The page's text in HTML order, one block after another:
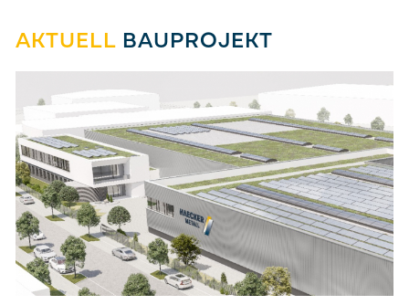
AKTUELL BAUPROJEKT